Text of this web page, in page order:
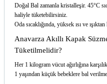
Doğal Bal zamanla kristalleşir. 45°C
haliyle tüketebilirsiniz.
Oda sıcaklığında, yüksek ısı ve
Anavarza Akıllı Kapak
Tüketilmelidir?
Her 1 kilogram vücut ağırlığına
1 yaşından küçük bebeklere bal